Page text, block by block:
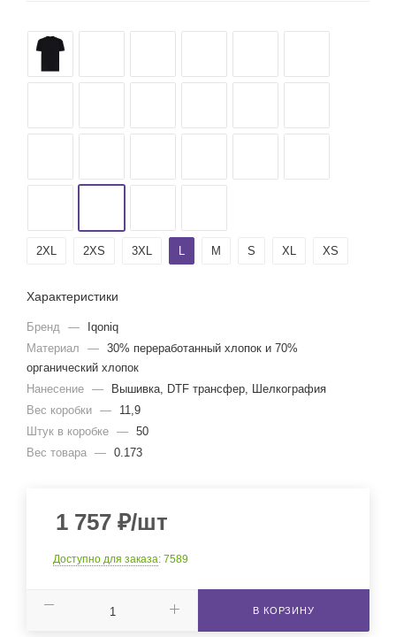
2XL 2XS 3XL L M S XL XS
Характеристики
Бренд —
Iqoniq
Материал
— 30% переработанный хлопок и 70%
органический хлопок
Нанесение —
Вышивка, DTF трансфер, Шелкография
Вес коробки —
11,9
Штук в коробке — 50
Вес товара — 0.173
1 757 ₽/шт
Доступно для заказа: 7589
В КОРЗИНУ